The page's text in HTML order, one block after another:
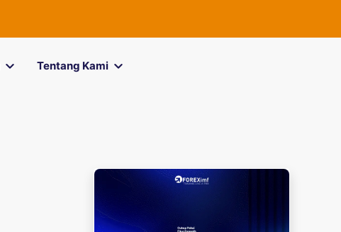
Tentang Kami